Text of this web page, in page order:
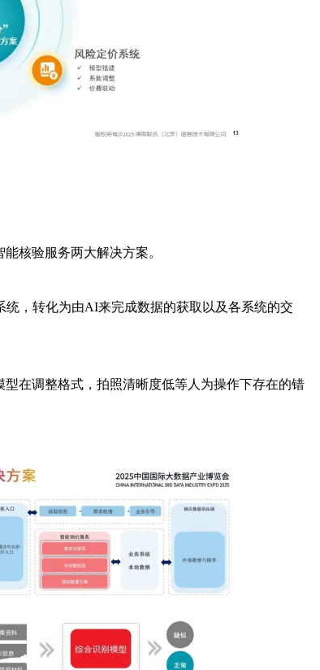
核验服务两大解决方案。
，转化为由AI来完成数据的获取以及各系统的交
在调整格式，拍照清晰度低等人为操作下存在的错